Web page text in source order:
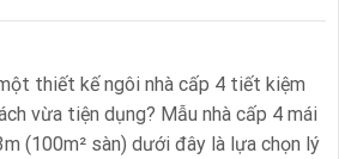
thiết kế ngôi nhà cấp 4 tiết kiệm
vừa tiện dụng? Mẫu nhà cấp 4 mái
(100m² sàn) dưới đây là lựa chọn lý